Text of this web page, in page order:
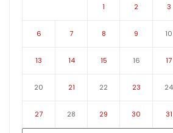
1 2 3
6 7 8 9 10
13 14 15 16 17
20 21 22 23 24
27 28 29 30 31